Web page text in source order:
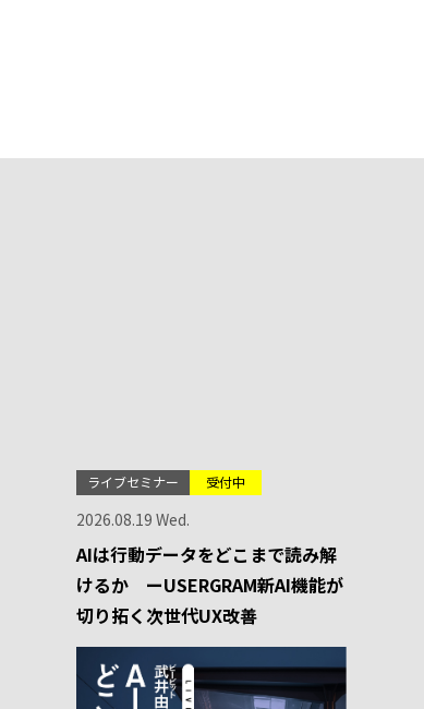
ライブセミナー 受付中
2026.08.19 Wed.
AIは行動データをどこまで読み解
けるか ーUSERGRAM新AI機能が
切り拓く次世代UX改善